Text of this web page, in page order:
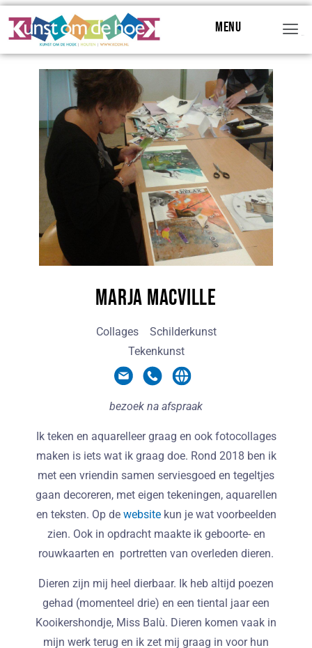
Menu
Marja Macville
Collages
Schilderkunst
Tekenkunst
bezoek na afspraak
Ik teken en aquarelleer graag en ook fotocollages
maken is iets wat ik graag doe. Rond 2018 ben ik
met een vriendin samen serviesgoed en tegeltjes
gaan decoreren, met eigen tekeningen, aquarellen
en teksten. Op de websitekun je wat voorbeelden
zien. Ook in opdracht maakte ik geboorte- en
rouwkaarten en portretten van overleden dieren.
Dieren zijn mij heel dierbaar. Ik heb altijd poezen
gehad (momenteel drie) en een tiental jaar een
Kooikershondje, Miss Balù. Dieren komen vaak in
mijn werk terug en ik zet mij graag in voor hun